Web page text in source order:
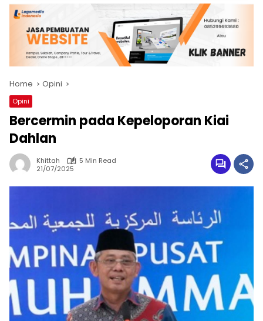
Home Opini
Opini
Bercermin pada Kepeloporan Kiai
Dahlan
Khittah
5 Min Read
21/07/2025